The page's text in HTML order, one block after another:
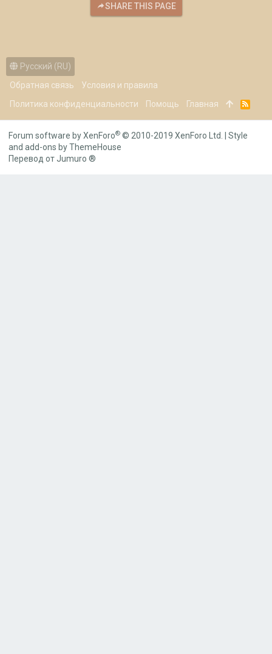
SHARE THIS PAGE
Русский (RU)
Обратная связь
Условия и правила
Политика конфиденциальности
Помощь Главная
R
S
Forum software by XenForo® © 2010-2019 XenForo Ltd.
Style
and add-ons by ThemeHouse
Перевод от Jumuro ®